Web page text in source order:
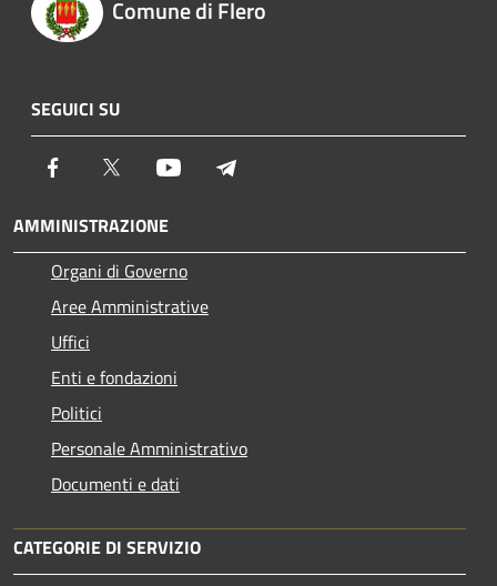
Comune di Flero
SEGUICI SU
Facebook Twitter Youtube
AMMINISTRAZIONE
Organi di Governo
Aree Amministrative
Uffici
Enti e fondazioni
Politici
Personale Amministrativo
Documenti e dati
CATEGORIE DI SERVIZIO